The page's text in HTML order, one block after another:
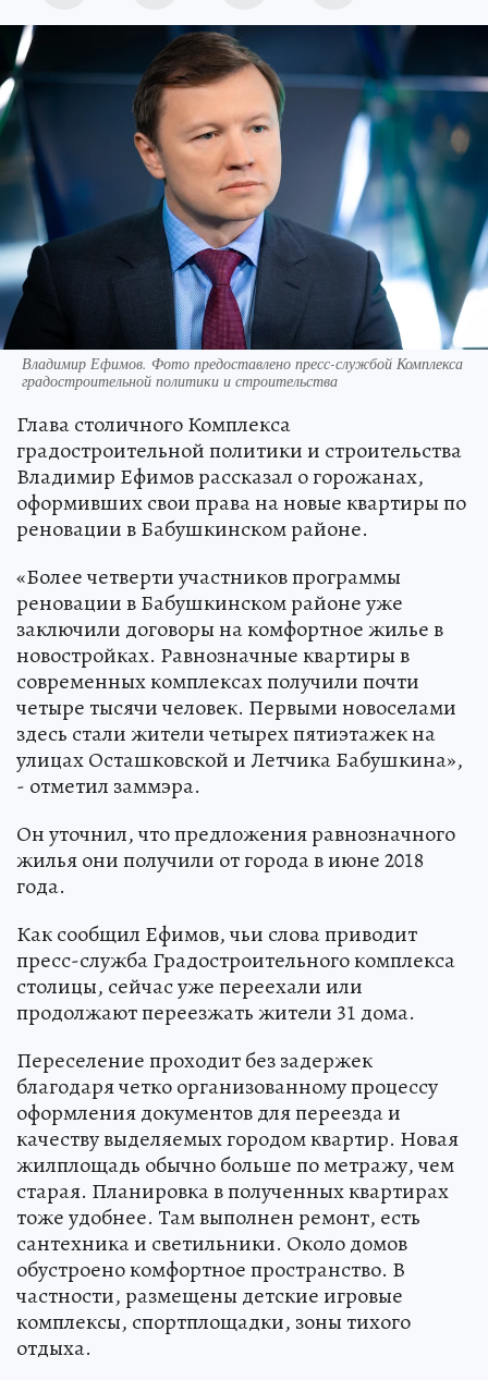
Владимир Ефимов. Фото предоставлено пресс-службой Комплекса
градостроительной политики и строительства
Глава столичного Комплекса
градостроительной политики и строительства
Владимир Ефимов рассказал о горожанах,
оформивших свои права на новые квартиры по
реновации в Бабушкинском районе.
«Более четверти участников программы
реновации в Бабушкинском районе уже
заключили договоры на комфортное жилье в
новостройках. Равнозначные квартиры в
современных комплексах получили почти
четыре тысячи человек. Первыми новоселами
здесь стали жители четырех пятиэтажек на
улицах Осташковской и Летчика Бабушкина»,
- отметил заммэра.
Он уточнил, что предложения равнозначного
жилья они получили от города в июне 2018
года.
Как сообщил Ефимов, чьи слова приводит
пресс-служба Градостроительного комплекса
столицы, сейчас уже переехали или
продолжают переезжать жители 31 дома.
Переселение проходит без задержек
благодаря четко организованному процессу
оформления документов для переезда и
качеству выделяемых городом квартир. Новая
жилплощадь обычно больше по метражу, чем
старая. Планировка в полученных квартирах
тоже удобнее. Там выполнен ремонт, есть
сантехника и светильники. Около домов
обустроено комфортное пространство. В
частности, размещены детские игровые
комплексы, спортплощадки, зоны тихого
отдыха.